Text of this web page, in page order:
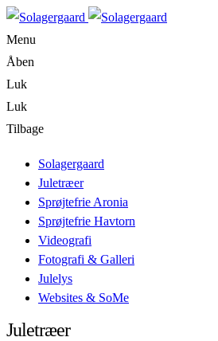
Menu
Åben
Luk
Luk
Tilbage
Solagergaard
Juletræer
Sprøjtefrie Aronia
Sprøjtefrie Havtorn
Videografi
Fotografi & Galleri
Julelys
Websites & SoMe
Juletræer